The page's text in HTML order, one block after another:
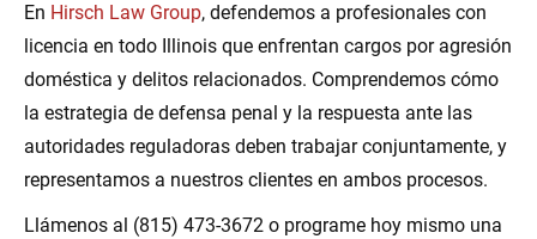
En Hirsch Law Group, defendemos a profesionales con
licencia en todo Illinois que enfrentan cargos por agresión
doméstica y delitos relacionados. Comprendemos cómo
la estrategia de defensa penal y la respuesta ante las
autoridades reguladoras deben trabajar conjuntamente, y
representamos a nuestros clientes en ambos procesos.
Llámenos al (815) 473-3672 o programe hoy mismo una